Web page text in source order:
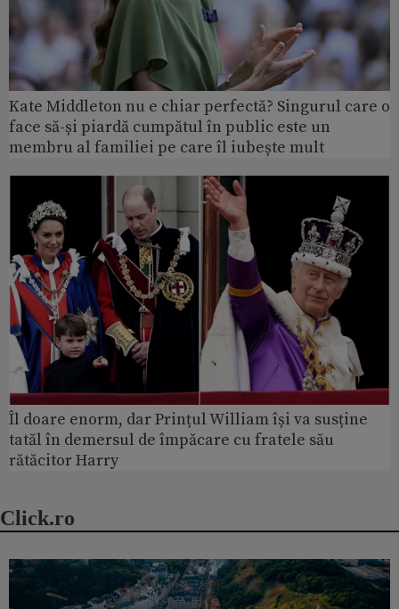
Kate Middleton nu e chiar perfectă? Singurul care o
face să-și piardă cumpătul în public este un
membru al familiei pe care îl iubește mult
Îl doare enorm, dar Prințul William își va susține
tatăl în demersul de împăcare cu fratele său
rătăcitor Harry
Click.ro